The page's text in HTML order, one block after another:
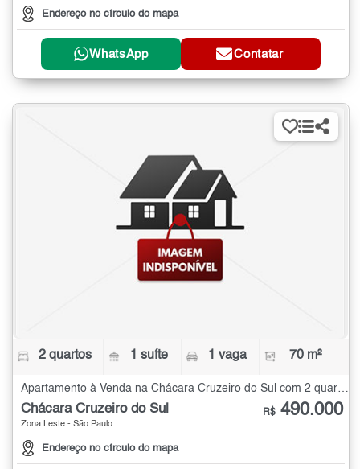
Endereço no círculo do mapa
WhatsApp Contatar
2 quartos 1 suíte 1 vaga 70 m²
Apartamento à Venda na Chácara Cruzeiro do Sul com 2 quartos - 70 m²
Chácara Cruzeiro do Sul
Zona Leste - São Paulo
Endereço no círculo do mapa
R$ 490.000